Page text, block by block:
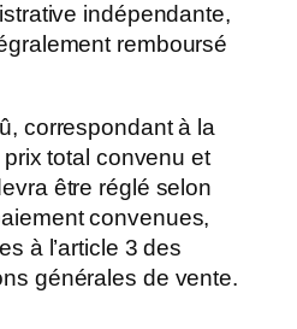
indépendante,
remboursé
correspondant à la
total convenu et
être réglé selon
convenues,
à l’article 3 des
générales de vente.